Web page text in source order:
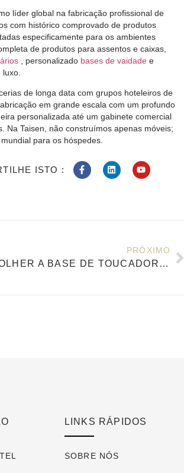
líder global na fabricação profissional de
com histórico comprovado de produtos
especificamente para os ambientes
de produtos para assentos e caixas,
, personalizado bases de vaidade e
de longa data com grupos hoteleiros de
em grande escala com um profundo
personalizada até um gabinete comercial
Na Taisen, não construímos apenas móveis;
para os hóspedes.
ISTO :
PRÓXIMO
COMO ESCOLHER A BASE DE TOUCADOR CERTA PARA QUARTOS DE LUXO MODERNOS?
LINKS RÁPIDOS
SOBRE NÓS